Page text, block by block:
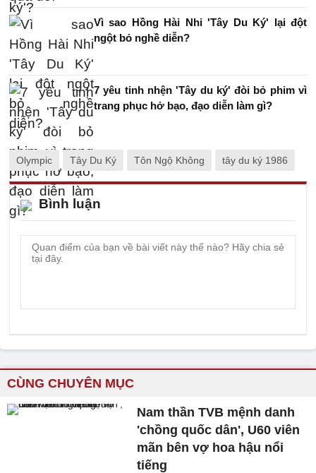
Vì sao Hồng Hài Nhi 'Tây Du Ký' lại đột
ngột bỏ nghề diễn?
7 yêu tinh nhện 'Tây du ký' đòi bỏ phim vì
trang phục hở bạo, đạo diễn làm gì?
Olympic Tây Du Ký Tôn Ngộ Không tây du ký 1986
Bình luận
CÙNG CHUYÊN MỤC
Nam thần TVB mệnh danh
'chồng quốc dân', U60 viên
mãn bên vợ hoa hậu nổi
tiếng